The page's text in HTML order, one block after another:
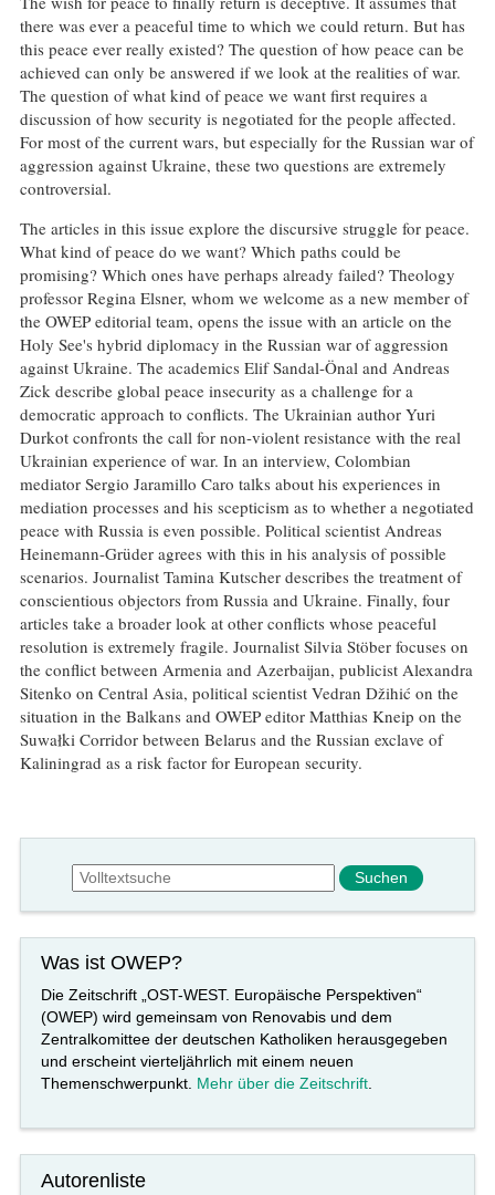
there was ever a peaceful time to which we could return. But has
this peace ever really existed? The question of how peace can be
achieved can only be answered if we look at the realities of war.
The question of what kind of peace we want first requires a
discussion of how security is negotiated for the people affected.
For most of the current wars, but especially for the Russian war of
aggression against Ukraine, these two questions are extremely
controversial.
The articles in this issue explore the discursive struggle for peace.
What kind of peace do we want? Which paths could be
promising? Which ones have perhaps already failed? Theology
professor Regina Elsner, whom we welcome as a new member of
the OWEP editorial team, opens the issue with an article on the
Holy See's hybrid diplomacy in the Russian war of aggression
against Ukraine. The academics Elif Sandal-Önal and Andreas
Zick describe global peace insecurity as a challenge for a
democratic approach to conflicts. The Ukrainian author Yuri
Durkot confronts the call for non-violent resistance with the real
Ukrainian experience of war. In an interview, Colombian
mediator Sergio Jaramillo Caro talks about his experiences in
mediation processes and his scepticism as to whether a negotiated
peace with Russia is even possible. Political scientist Andreas
Heinemann-Grüder agrees with this in his analysis of possible
scenarios. Journalist Tamina Kutscher describes the treatment of
conscientious objectors from Russia and Ukraine. Finally, four
articles take a broader look at other conflicts whose peaceful
resolution is extremely fragile. Journalist Silvia Stöber focuses on
the conflict between Armenia and Azerbaijan, publicist Alexandra
Sitenko on Central Asia, political scientist Vedran Džihić on the
situation in the Balkans and OWEP editor Matthias Kneip on the
Suwałki Corridor between Belarus and the Russian exclave of
Kaliningrad as a risk factor for European security.
Suchformular
Suche
Was ist OWEP?
Die Zeitschrift „OST-WEST. Europäische Perspektiven“
(OWEP) wird gemeinsam von Renovabis und dem
Zentralkomittee der deutschen Katholiken herausgegeben
und erscheint vierteljährlich mit einem neuen
Themenschwerpunkt. Mehr über die Zeitschrift
Autorenliste